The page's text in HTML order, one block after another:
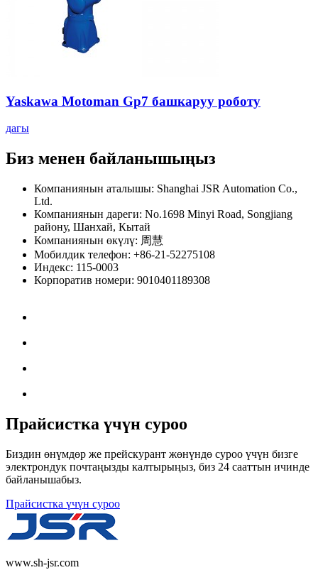
Yaskawa Motoman Gp7 башкаруу роботу
дагы
Биз менен байланышыңыз
Компаниянын аталышы: Shanghai JSR Automation Co.,
Ltd.
Компаниянын дареги: No.1698 Minyi Road, Songjiang
району, Шанхай, Кытай
Компаниянын өкүлү: 周慧
Мобилдик телефон: +86-21-52275108
Индекс: 115-0003
Корпоратив номери: 9010401189308
Прайсистка үчүн суроо
Биздин өнүмдөр же прейскурант жөнүндө суроо үчүн бизге
электрондук почтаңызды калтырыңыз, биз 24 сааттын ичинде
байланышабыз.
Прайсистка үчүн суроо
www.sh-jsr.com